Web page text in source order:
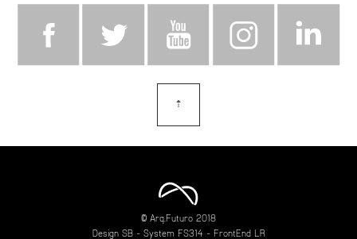
⇡
© Arq.Futuro 2018
Design SB- System FS314 - FrontEnd LR